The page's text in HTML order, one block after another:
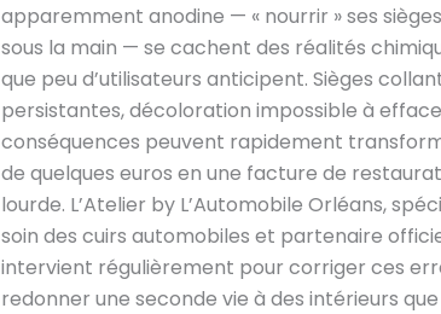
apparemment anodine — « nourrir » ses
sous la main — se cachent des réalités
que peu d’utilisateurs anticipent. Sièges
persistantes, décoloration impossible à
conséquences peuvent rapidement
de quelques euros en une facture de
lourde. L’Atelier by L’Automobile Orléans,
soin des cuirs automobiles et partenaire
intervient régulièrement pour corriger ces
redonner une seconde vie à des intérieurs